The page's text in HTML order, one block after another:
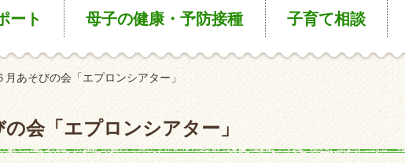
ート 母子の健康 ・予防接種 子育て相談
月あそびの会「エプロンシアター」
会「エプロンシアター」